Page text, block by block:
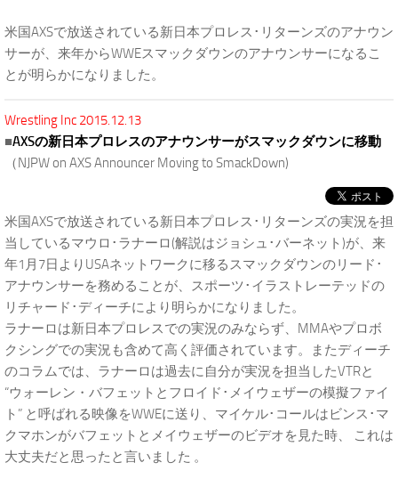
米国AXSで放送されている新日本プロレス･リターンズのアナウン
サーが、来年からWWEスマックダウンのアナウンサーになるこ
とが明らかになりました。
Wrestling Inc 2015.12.13
■AXSの新日本プロレスのアナウンサーがスマックダウンに移動
（NJPW on AXS Announcer Moving to SmackDown)
米国AXSで放送されている新日本プロレス･リターンズの実況を担
当しているマウロ･ラナーロ(解説はジョシュ･バーネット)が、来
年1月7日よりUSAネットワークに移るスマックダウンのリード･
アナウンサーを務めることが、スポーツ･イラストレーテッドの
リチャード･ディーチにより明らかになりました。
ラナーロは新日本プロレスでの実況のみならず、MMAやプロボ
クシングでの実況も含めて高く評価されています。またディーチ
のコラムでは、ラナーロは過去に自分が実況を担当したVTRと
“ウォーレン・バフェットとフロイド･メイウェザーの模擬ファイ
ト” と呼ばれる映像をWWEに送り、マイケル･コールはビンス･マ
クマホンがバフェットとメイウェザーのビデオを見た時、 これは
大丈夫だと思ったと言いました 。